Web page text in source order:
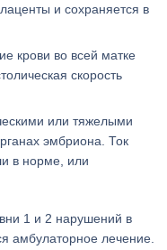
и сохраняется в
крови во всей матке
скорость
или тяжелыми
эмбриона. Ток
в норме, или
1 и 2 нарушений в
амбулаторное лечение.